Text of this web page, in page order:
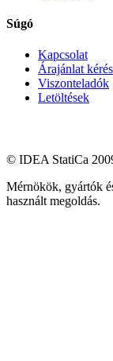
Súgó
Kapcsolat
Árajánlat
Viszonteladók
Letöltések
© IDEA StatiCa
Mérnökök, gyártók
használt megoldás.